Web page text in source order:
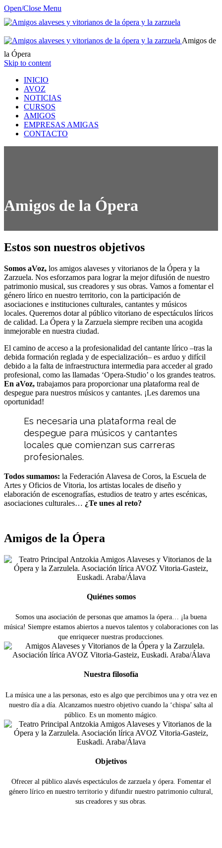
Open/Close Menu
Amigos de
la Ópera
Skip to content
INICIO
AVOZ
NOTICIAS
CURSOS
AMIGOS
EMPRESAS AMIGAS
CONTACTO
Amigos de la Ópera
Estos son nuestros objetivos
Somos aVoz, los amigos alaveses y vitorianos de la Ópera y la
Zarzuela. Nos esforzamos para lograr la mejor difusión de nuestro
patrimonio musical, sus creadores y sus obras. Vamos a fomentar el
género lírico en nuestro territorio, con la participación de
asociaciones e instituciones culturales, cantantes y músicos
locales. Queremos dotar al público vitoriano de espectáculos líricos
de calidad. La Ópera y la Zarzuela siempre reciben una acogida
inmejorable en nuestra ciudad.
El camino de acceso a la profesionalidad del cantante lírico –tras la
debida formación reglada y de especialización– es arduo y difícil
debido a la falta de infraestructura intermedia para acceder al grado
profesional, como las llamadas ‘Opera-Studio’ o los grandes teatros.
En aVoz, trabajamos para proporcionar una plataforma real de
despegue para nuestros músicos y cantantes. ¡Les daremos una
oportunidad!
Es necesaria una plataforma real de
despegue para músicos y cantantes
locales que comienzan sus carreras
profesionales.
Todos sumamos: la Federación Alavesa de Coros, la Escuela de
Artes y Oficios de Vitoria, los artistas locales de diseño y
elaboración de escenografías, estudios de teatro y artes escénicas,
asociaciones culturales… ¿Te unes al reto?
Amigos de la Ópera
Quiénes somos
Somos una asociación de personas que amamos la ópera… ¡la buena
música! Siempre estamos abiertos a nuevos talentos y colaboraciones con las
que enriquecer nuestras producciones.
Nuestra filosofía
La música une a las personas, esto es algo que percibimos una y otra vez en
nuestro día a día. Alcanzamos nuestro objetivo cuando la ‘chispa’ salta al
público. Es un momento mágico.
Objetivos
Ofrecer al público alavés espectáculos de zarzuela y ópera. Fomentar el
género lírico en nuestro territorio y difundir nuestro patrimonio cultural,
sus creadores y sus obras.